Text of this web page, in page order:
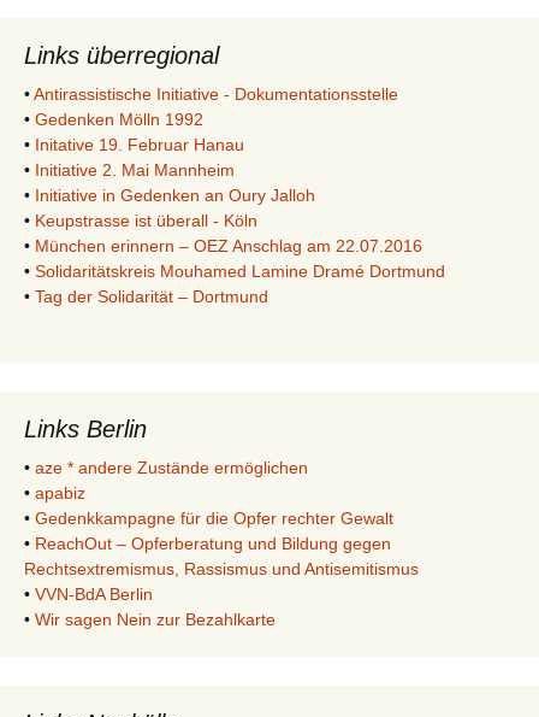
Links überregional
•Antirassistische Initiative - Dokumentationsstelle
• Gedenken Mölln 1992
• Initative 19. Februar Hanau
• Initiative 2. Mai Mannheim
• Initiative in Gedenken an Oury Jalloh
• Keupstrasse ist überall - Köln
• München erinnern – OEZ Anschlag am 22.07.2016
• Solidaritätskreis Mouhamed Lamine Dramé Dortmund
• Tag der Solidarität – Dortmund
Links Berlin
• aze * andere Zustände ermöglichen
• apabiz
• Gedenkkampagne für die Opfer rechter Gewalt
• ReachOut – Opferberatung und Bildung gegen
Rechtsextremismus, Rassismus und Antisemitismus
• VVN-BdA Berlin
• Wir sagen Nein zur Bezahlkarte